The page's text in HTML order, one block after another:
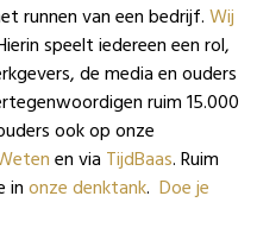
runnen van een bedrijf.Wij
speelt iedereen een rol,
de media en ouders
ruim 15.000
ook op onze
en via TijdBaas. Ruim
inonze denktank. Doe je